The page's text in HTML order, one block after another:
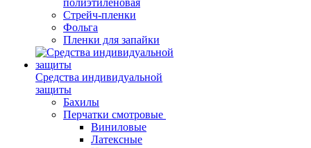
полиэтиленовая
Стрейч-пленки
Фольга
Пленки для запайки
Средства индивидуальной
защиты
Бахилы
Перчатки смотровые
Виниловые
Латексные